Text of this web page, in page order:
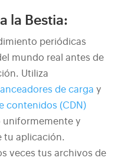
la Bestia:
periódicas
mundo real antes de
Utiliza
de carga y
contenidos (CDN)
uniformemente y
tu aplicación.
veces tus archivos de